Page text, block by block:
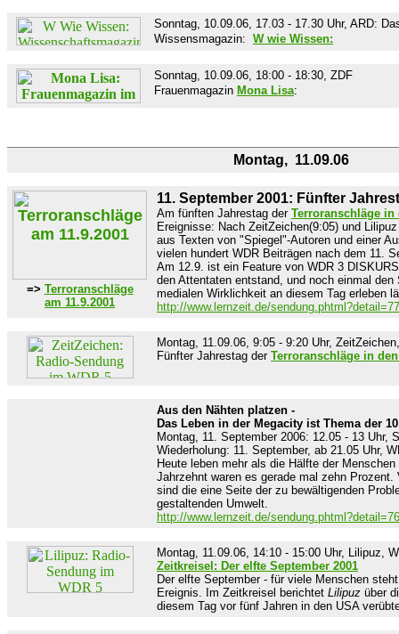
Sonntag, 10.09.06, 17.03 - 17.30 Uhr, ARD:
Wissensmagazin: W wie Wissen:
Sonntag, 10.09.06, 18:00 - 18:30, ZDF
Frauenmagazin Mona Lisa:
Montag, 11.09.06
=> Terroranschläge
am 11.9.2001
11. September 2001: Fünfter
Am fünften Jahrestag der Terroranschläge in
Ereignisse: Nach ZeitZeichen(9:05) und
aus Texten von "Spiegel"-Autoren und einer
vielen hundert WDR Beiträgen nach dem 11.
Am 12.9. ist ein Feature von WDR 3
den Attentaten entstand, und noch einmal
medialen Wirklichkeit an diesem Tag erleben
http://www.lernzeit.de/
Montag, 11.09.06, 9:05 - 9:20 Uhr,
Fünfter Jahrestag der Terroranschläge in
Aus den Nähten platzen -
Das Leben in der Megacity ist Thema der
Montag, 11. September 2006: 12.05 - 13 Uhr,
Wiederholung: 11. September, ab 21.05 Uhr,
Heute leben mehr als die Hälfte der
Jahrzehnt waren es gerade mal zehn Prozent.
sind die eine Seite der zu bewältigenden
gestaltenden Umwelt.
http://www.lernzeit.de/
Montag, 11.09.06, 14:10 - 15:00 Uhr, Lilipuz,
Zeitkreisel: Der elfte September 2001
Der elfte September - für viele Menschen
Ereignis. Im Zeitkreisel berichtet Lilipuz über
diesem Tag vor fünf Jahren in den USA